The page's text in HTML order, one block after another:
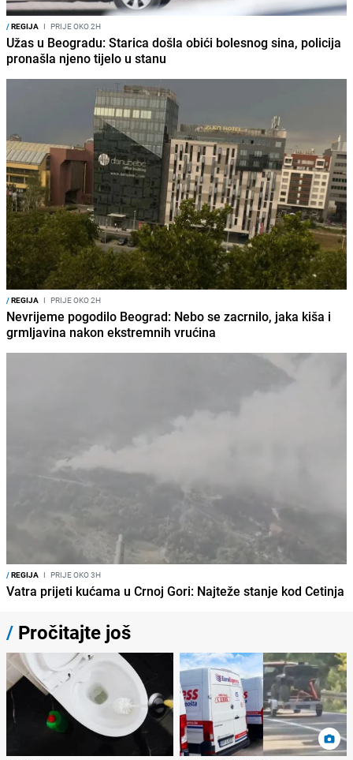
/REGIJA I PRIJE OKO 2H
Užas u Beogradu: Starica došla obići bolesnog sina, policija
pronašla njeno tijelo u stanu
/REGIJA I PRIJE OKO 2H
Nevrijeme pogodilo Beograd: Nebo se zacrnilo, jaka kiša i
grmljavina nakon ekstremnih vrućina
/REGIJA I PRIJE OKO 3H
Vatra prijeti kućama u Crnoj Gori: Najteže stanje kod Cetinja
/ Pročitajte još